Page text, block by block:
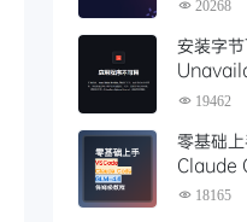
20268
安装字
用）解
19462
零基础
Claude
保姆级安
18165